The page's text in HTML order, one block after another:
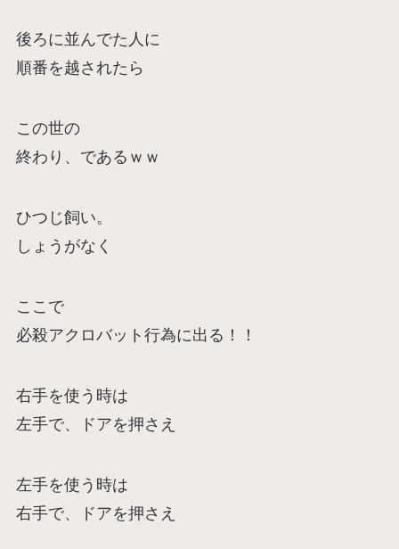
後ろに並んでた人に
順番を越されたら
この世の
終わり、であるｗｗ
ひつじ飼い。
しょうがなく
ここで
必殺アクロバット行為に出る！！
右手を使う時は
左手で、ドアを押さえ
左手を使う時は
右手で、ドアを押さえ